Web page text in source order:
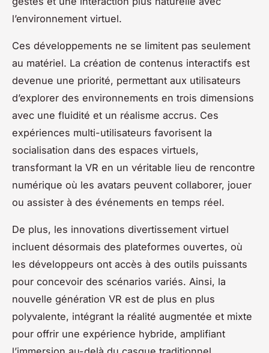
l’environnement virtuel.
Ces développements ne se limitent pas seulement
au matériel. La création de contenus interactifs est
devenue une priorité, permettant aux utilisateurs
d’explorer des environnements en trois dimensions
avec une fluidité et un réalisme accrus. Ces
expériences multi-utilisateurs favorisent la
socialisation dans des espaces virtuels,
transformant la VR en un véritable lieu de rencontre
numérique où les avatars peuvent collaborer, jouer
ou assister à des événements en temps réel.
De plus, les innovations divertissement virtuel
incluent désormais des plateformes ouvertes, où
les développeurs ont accès à des outils puissants
pour concevoir des scénarios variés. Ainsi, la
nouvelle génération VR est de plus en plus
polyvalente, intégrant la réalité augmentée et mixte
pour offrir une expérience hybride, amplifiant